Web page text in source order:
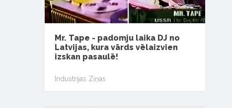
Mr. Tape - padomju laika DJ no
Latvijas, kura vārds vēlaizvien
izskan pasaulē!
Industrijas Ziņas